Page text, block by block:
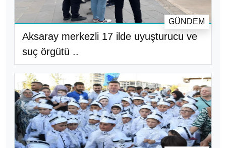
Aksaray merkezli 17 ilde uyuşturucu ve
suç örgütü ..
GÜNDEM